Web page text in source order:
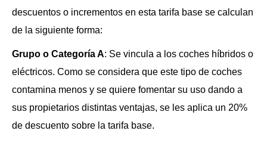
descuentos o incrementos en esta tarifa base se calculan
de la siguiente forma:
Grupo o Categoría A: Se vincula a los coches híbridos o
eléctricos. Como se considera que este tipo de coches
contamina menos y se quiere fomentar su uso dando a
sus propietarios distintas ventajas, se les aplica un 20%
de descuento sobre la tarifa base.